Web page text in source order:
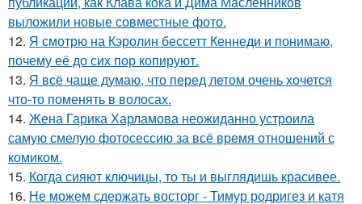
выложили новые совместные фото.
12. Я смотрю на Кэролин бессетт Кеннеди и понимаю,
почему её до сих пор копируют.
13. Я всё чаще думаю, что перед летом очень хочется
что-то поменять в волосах.
14. Жена Гарика Харламова неожиданно устроила
самую смелую фотосессию за всё время отношений с
комиком.
15. Когда сияют ключицы, то ты и выглядишь красивее.
16. Не можем сдержать восторг - Тимур родригез и катя